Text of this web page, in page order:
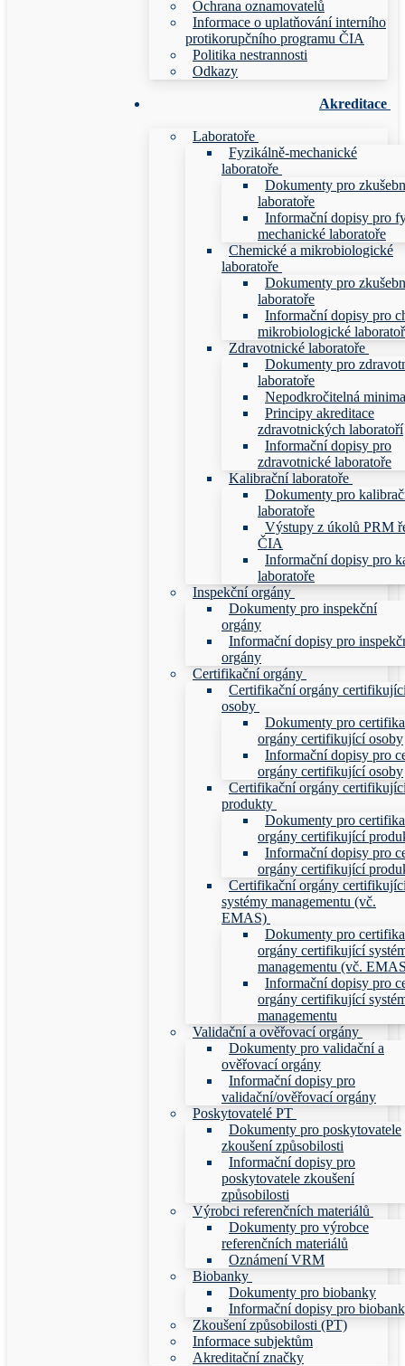
Ochrana oznamovatelů
Informace o uplatňování interního
protikorupčního programu ČIA
Politika nestrannosti
Odkazy
Akreditace
Laboratoře
Fyzikálně-mechanické
laboratoře
Dokumenty pro
laboratoře
Informační dopisy pro
mechanické laboratoře
Chemické a mikrobiologické
laboratoře
Dokumenty pro
laboratoře
Informační dopisy pro
mikrobiologické
Zdravotnické laboratoře
Dokumenty pro
laboratoře
Nepodkročitelná minima
Principy akreditace
zdravotnických laboratoří
Informační dopisy pro
zdravotnické laboratoře
Kalibrační laboratoře
Dokumenty pro
laboratoře
Výstupy z úkolů PRM
ČIA
Informační dopisy pro
laboratoře
Inspekční orgány
Dokumenty pro inspekční
orgány
Informační dopisy pro
orgány
Certifikační orgány
Certifikační orgány
osoby
Dokumenty pro
orgány certifikující osoby
Informační dopisy pro
orgány certifikující osoby
Certifikační orgány
produkty
Dokumenty pro
orgány certifikující
Informační dopisy pro
orgány certifikující
Certifikační orgány
systémy managementu (vč.
EMAS)
Dokumenty pro
orgány certifikující
managementu (vč.
Informační dopisy pro
orgány certifikující
managementu
Validační a ověřovací orgány
Dokumenty pro validační a
ověřovací orgány
Informační dopisy pro
validační/ověřovací orgány
Poskytovatelé PT
Dokumenty pro poskytovatele
zkoušení způsobilosti
Informační dopisy pro
poskytovatele zkoušení
způsobilosti
Výrobci referenčních materiálů
Dokumenty pro výrobce
referenčních materiálů
Oznámení VRM
Biobanky
Dokumenty pro biobanky
Informační dopisy pro
Zkoušení způsobilosti (PT)
Informace subjektům
Akreditační značky